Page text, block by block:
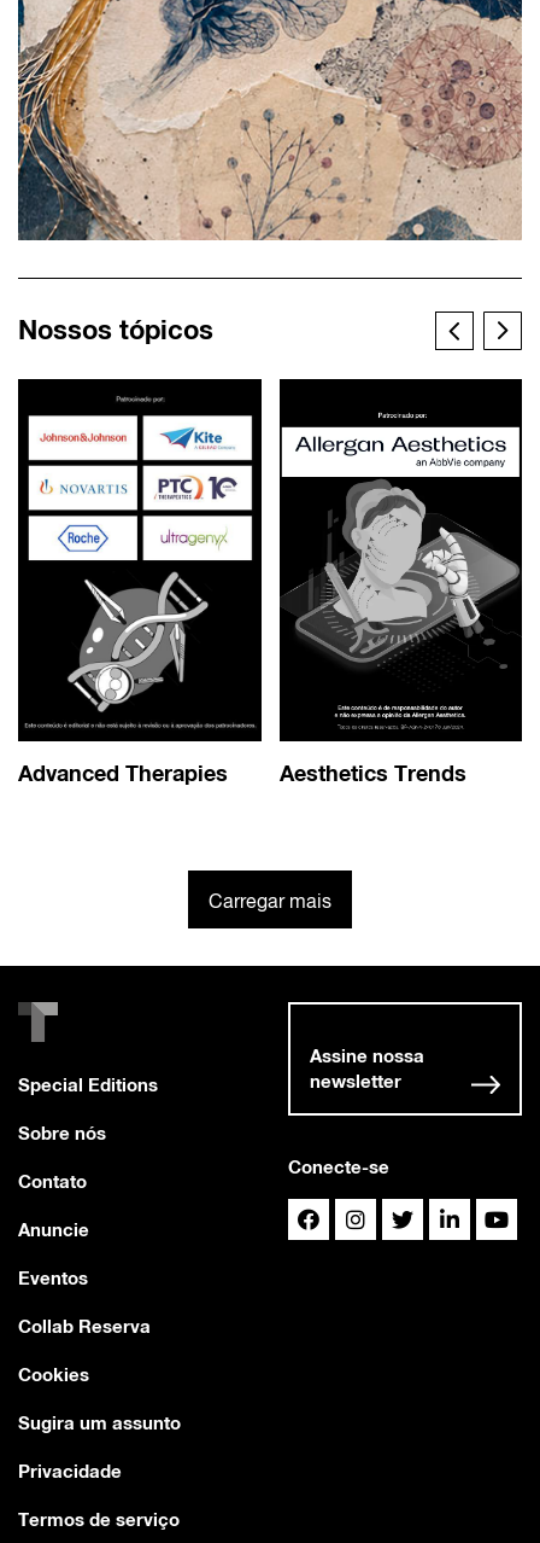
Nossos tópicos
Advanced Therapies Aesthetics Trends
Carregar mais
Special Editions
Sobre nós
Contato
Anuncie
Eventos
Collab Reserva
Cookies
Sugira um assunto
Privacidade
Termos de serviço
Conecte-se
Assine nossa
newsletter